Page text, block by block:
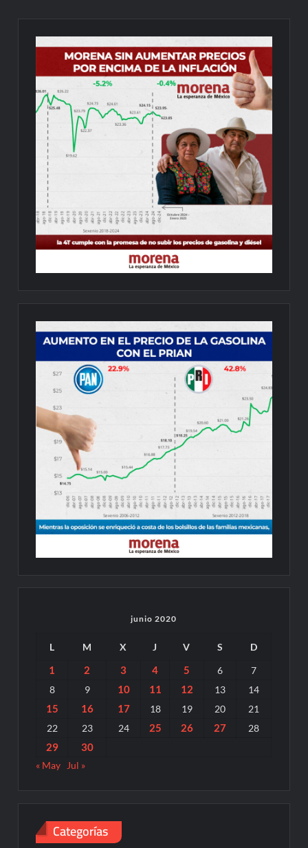
junio 2020
L M X J V S D
1 2 3 4 5 6
7
8
9 10 11 12 13 14
15 16 17 18 19 20
21
22
23 24 25 26 27 28
29 30
« May Jul »
Categorías